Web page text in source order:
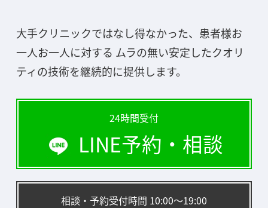
大手クリニックではなし得なかった、患者様お
一人お一人に対する ムラの無い安定したクオリ
ティの技術を継続的に提供します。
相談・予約受付時間 10:00〜19:00
24時間受付
LINE予約・相談